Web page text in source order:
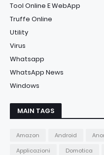
Tool Online E WebApp
Truffe Online
Utility
Virus
Whatsapp
WhatsApp News
Windows
MAIN TAGS
Amazon Android
Applicazioni
Domotica